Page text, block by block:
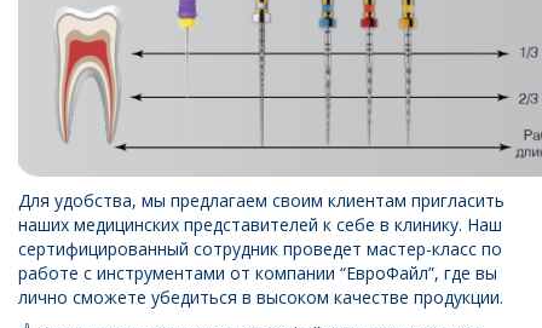
Для удобства, мы предлагаем своим клиентам пригласить
наших медицинских представителей к себе в клинику. Наш
сертифицированный сотрудник проведет мастер-класс по
работе с инструментами от компании “ЕвроФайл”, где вы
лично сможете убедиться в высоком качестве продукции.